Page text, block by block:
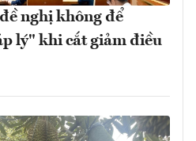
nghị không để
lý" khi cắt giảm điều